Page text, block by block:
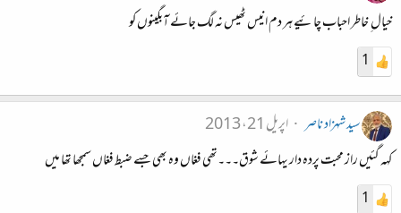
خیال ِ خاطر احباب چائیے ہر دم انیس ٹھیس نہ لگ جائے آبگینوں کو
1
سید شہزاد ناصر
اپریل 21، 2013
کہہ گئیں راز محبت پردہ دار یہائے شوق۔۔۔تھی فغاں وہ بھی جسے ضبط فغاں سمجھا تھا میں
1